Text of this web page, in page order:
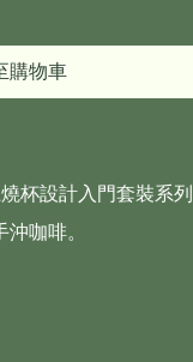
購物車
杯設計入門套裝系列
咖啡。